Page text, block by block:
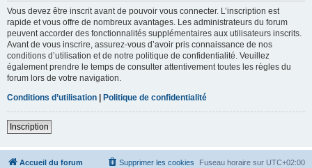
Vous devez être inscrit avant de pouvoir vous connecter. L’inscription est
rapide et vous offre de nombreux avantages. Les administrateurs du forum
peuvent accorder des fonctionnalités supplémentaires aux utilisateurs inscrits.
Avant de vous inscrire, assurez-vous d’avoir pris connaissance de nos
conditions d’utilisation et de notre politique de confidentialité. Veuillez
également prendre le temps de consulter attentivement toutes les règles du
forum lors de votre navigation.
Conditions d’utilisation | Politique de confidentialité
Inscription
Accueil du forum Fuseau horaire sur UTC+02:00
Supprimer les cookies